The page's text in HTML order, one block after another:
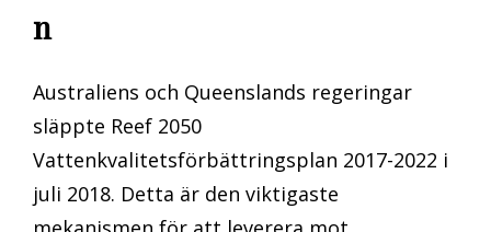
n
Australiens och Queenslands regeringar
släppte Reef 2050
Vattenkvalitetsförbättringsplan 2017-2022 i
juli 2018. Detta är den viktigaste